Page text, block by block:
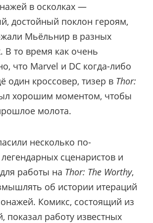
в осколках —
достойный поклон героям,
Мьёльнир в разных
В то время как очень
что Marvel и DC когда-либо
один кроссовер, тизер в Thor:
хорошим моментом, чтобы
молота.
несколько по-
сценаристов и
работы на Thor: The Worthy,
об истории итераций
Комикс, состоящий из
показал работу известных